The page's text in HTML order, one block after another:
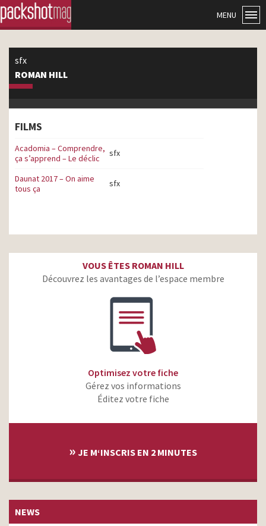
MENU
sfx
ROMAN HILL
FILMS
Acadomia – Comprendre,
ça s’apprend – Le déclic
sfx
Daunat 2017 – On aime
tous ça
sfx
VOUS ÊTES ROMAN HILL
Découvrez les avantages de l’espace membre
Optimisez votre fiche
Gérez vos informations
Éditez votre fiche
» JE M‘INSCRIS EN 2 MINUTES
NEWS